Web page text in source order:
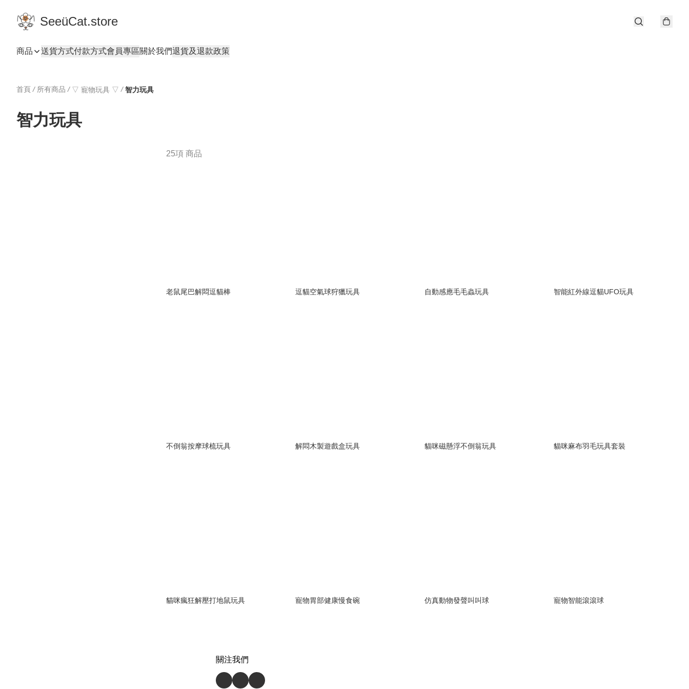
SeeüCat.store
商品 送貨方式付款方式會員專區關於我們退貨及退款政策
首頁 / 所有商品 / ▽ 寵物玩具 ▽ / 智力玩具
智力玩具
25項 商品
老鼠尾巴解悶逗貓棒 逗貓空氣球狩獵玩具 自動感應毛毛蟲玩具 智能紅外線逗貓UFO玩具
不倒翁按摩球梳玩具 解悶木製遊戲盒玩具 貓咪磁懸浮不倒翁玩具 貓咪麻布羽毛玩具套裝
貓咪瘋狂解壓打地鼠玩具 寵物胃部健康慢食碗 仿真動物發聲叫叫球 寵物智能滾滾球
關注我們